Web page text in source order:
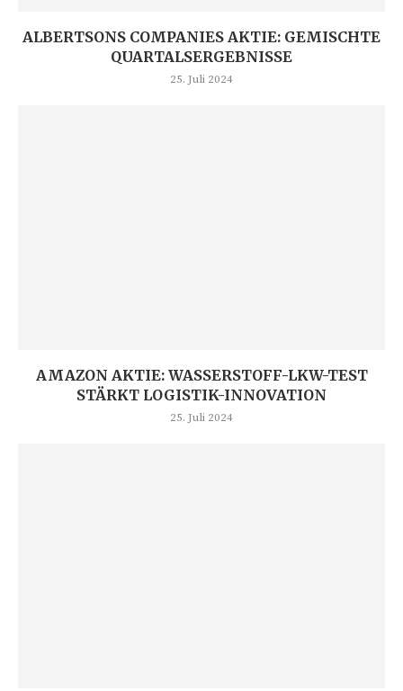
ALBERTSONS COMPANIES AKTIE: GEMISCHTE
QUARTALSERGEBNISSE
25. Juli 2024
AMAZON AKTIE: WASSERSTOFF-LKW-TEST
STÄRKT LOGISTIK-INNOVATION
25. Juli 2024